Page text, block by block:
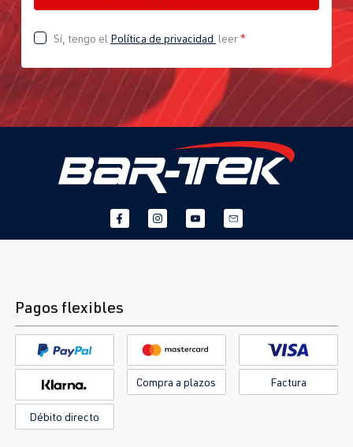
Sí, tengo el Política de privacidad leer*
Pagos flexibles
Compra a plazos Factura
Débito directo